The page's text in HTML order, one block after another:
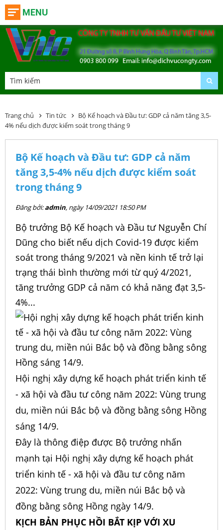
MENU
Trang chủ Tin tức
Bộ Kế hoạch và Đầu tư: GDP cả năm tăng 3,5-
4% nếu dịch được kiểm soát trong tháng 9
Bộ Kế hoạch và Đầu tư: GDP cả năm
tăng 3,5-4% nếu dịch được kiểm soát
trong tháng 9
Đăng bởi:admin, ngày 14/09/2021 18:50 PM
Bộ trưởng Bộ Kế hoạch và Đầu tư Nguyễn Chí
Dũng cho biết nếu dịch Covid-19 được kiểm
soát trong tháng 9/2021 và nền kinh tế trở lại
trạng thái bình thường mới từ quý 4/2021,
tăng trưởng GDP cả năm có khả năng đạt 3,5-
4%...
Hội nghị xây dựng kế hoạch phát triển kinh tế
- xã hội và đầu tư công năm 2022: Vùng trung
du, miền núi Bắc bộ và đồng bằng sông Hồng
sáng 14/9.
Đây là thông điệp được Bộ trưởng nhấn
mạnh tại Hội nghị xây dựng kế hoạch phát
triển kinh tế - xã hội và đầu tư công năm
2022: Vùng trung du, miền núi Bắc bộ và
đồng bằng sông Hồng ngày 14/9.
KỊCH BẢN PHỤC HỒI BẮT KỊP VỚI XU